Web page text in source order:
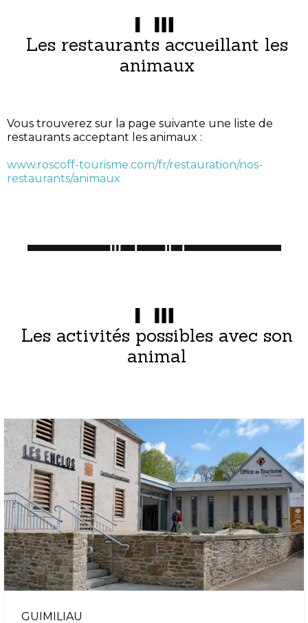
Les restaurants accueillant les
animaux
Vous trouverez sur la page suivante une liste de
restaurants acceptant les animaux :
www.roscoff-tourisme.com/fr/restauration/nos-
restaurants/animaux
Les activités possibles avec son
animal
GUIMILIAU